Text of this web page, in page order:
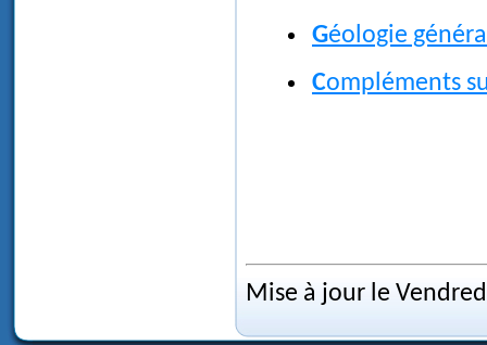
Géologie
Compléments
Mise à jour le